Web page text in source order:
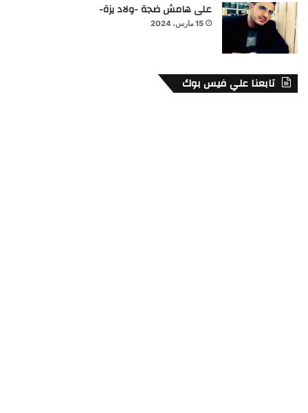
على هامش ضجة -ولاد يزة-
15 مارس، 2024
تابعنا علي فيس بوك